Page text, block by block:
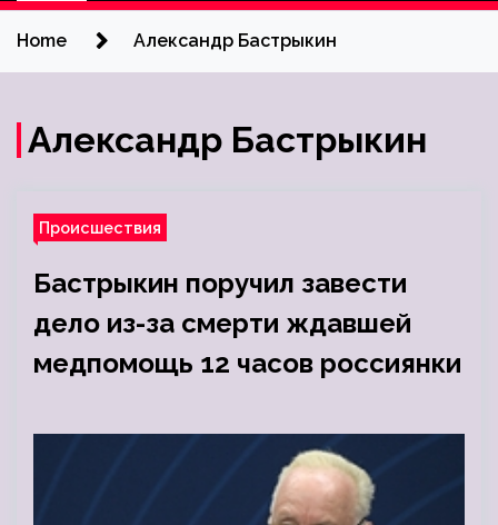
Home Александр Бастрыкин
Александр Бастрыкин
Происшествия
Бастрыкин поручил завести
дело из-за смерти ждавшей
медпомощь 12 часов россиянки